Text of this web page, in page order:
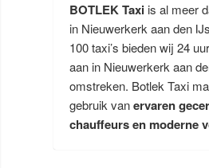
BOTLEK Taxi is al meer
in Nieuwerkerk aan den
100 taxi’s bieden wij 24
aan in Nieuwerkerk aan
omstreken. Botlek Taxi
gebruik vanervaren
chauffeurs en moderne